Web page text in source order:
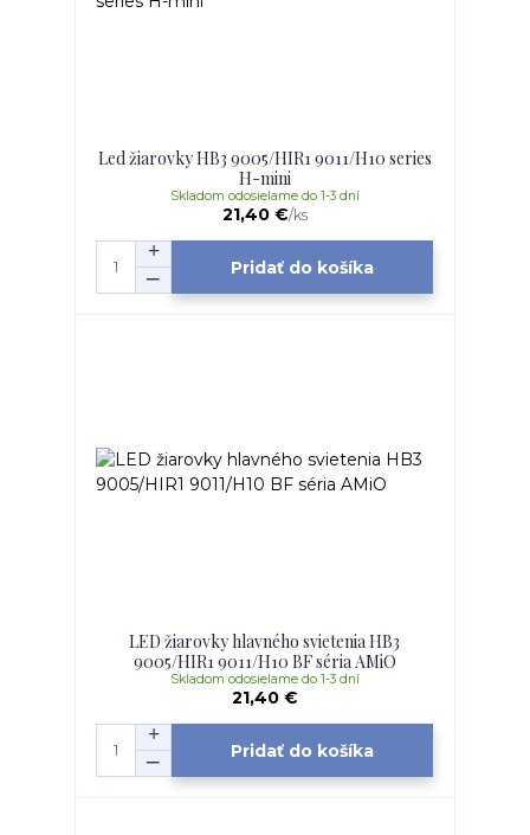
Led žiarovky HB3 9005/HIR1 9011/H10 series
H-mini
21,40 €/ks
Skladom odosielame do 1-3 dní
Pridať do košíka
LED žiarovky hlavného svietenia HB3
9005/HIR1 9011/H10 BF séria AMiO
21,40 €
Skladom odosielame do 1-3 dní
Pridať do košíka